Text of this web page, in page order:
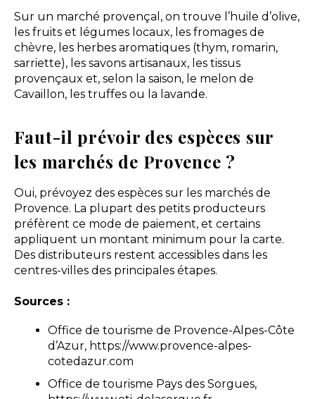
Sur un marché provençal, on trouve l’huile d’olive,
les fruits et légumes locaux, les fromages de
chèvre, les herbes aromatiques (thym, romarin,
sarriette), les savons artisanaux, les tissus
provençaux et, selon la saison, le melon de
Cavaillon, les truffes ou la lavande.
Faut-il prévoir des espèces sur
les marchés de Provence ?
Oui, prévoyez des espèces sur les marchés de
Provence. La plupart des petits producteurs
préfèrent ce mode de paiement, et certains
appliquent un montant minimum pour la carte.
Des distributeurs restent accessibles dans les
centres-villes des principales étapes.
Sources :
Office de tourisme de Provence-Alpes-Côte
d’Azur, https://www.provence-alpes-
cotedazur.com
Office de tourisme Pays des Sorgues,